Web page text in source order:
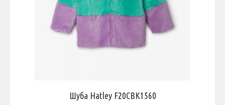
Шуба Hatley F20CBK1560